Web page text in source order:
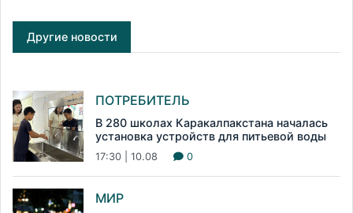
Другие новости
ПОТРЕБИТЕЛЬ
В 280 школах Каракалпакстана началась
установка устройств для питьевой воды
17:30 | 10.08 0
МИР